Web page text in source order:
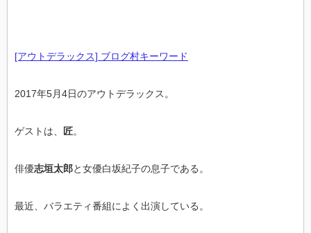
[アウトデラックス] ブログ村キーワード
2017年5月4日のアウトデラックス。
ゲストは、 匠。
俳優志垣太郎と女優白坂紀子の息子である。
最近、バラエティ番組によく出演している。